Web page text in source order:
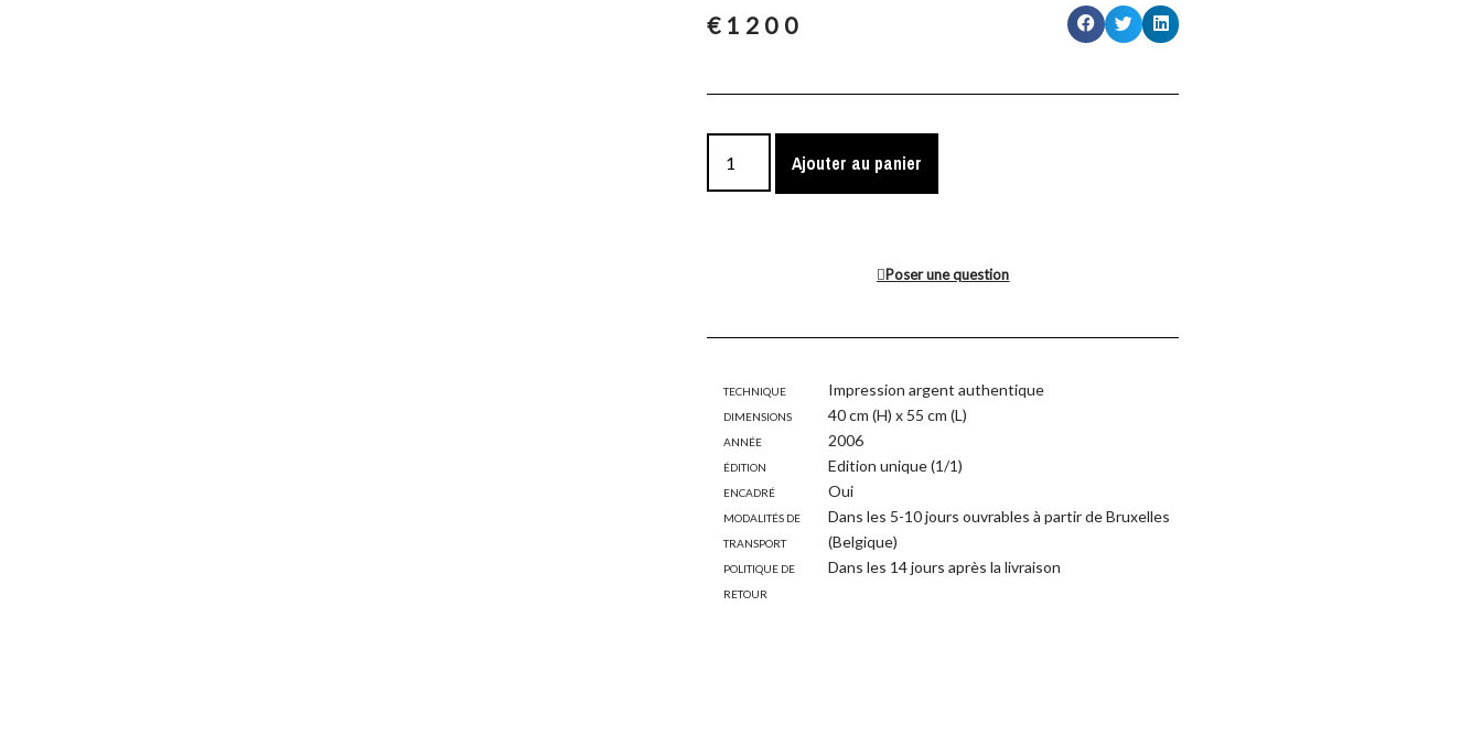
€ 1200
Ajouter au panier
Poser une question
Technique
Impression argent authentique
Dimensions
40 cm (H) x 55 cm (L)
Année
2006
Édition
Edition unique (1/1)
Encadré
Oui
Modalités de
transport
Dans les 5-10 jours ouvrables à partir de Bruxelles
(Belgique)
Politique de
retour
Dans les 14 jours après la livraison